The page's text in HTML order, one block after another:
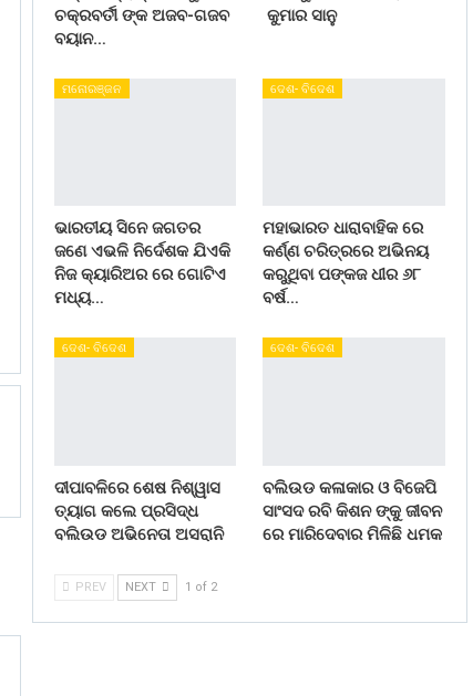
ଚକ୍ରବର୍ତୀ ଙ୍କ ଅଜବ-ଗଜବ
ବୟାନ…
କୁମାର ସାନୁ
ମନୋରଞ୍ଜନ
ଭାରତୀୟ ସିନେ ଜଗତର
ଜଣେ ଏଭଳି ନିର୍ଦେଶକ ଯିଏକି
ନିଜ କ୍ୟାରିଅର ରେ ଗୋଟିଏ
ମଧ୍ୟ…
ଦେଶ- ବିଦେଶ
ମହାଭାରତ ଧାରାବାହିକ ରେ
କର୍ଣ୍ଣ ଚରିତ୍ରରେ ଅଭିନୟ
କରୁଥିବା ପଙ୍କଜ ଧୀର ୬୮
ବର୍ଷ…
ଦେଶ- ବିଦେଶ
ଦୀପାବଳିରେ ଶେଷ ନିଶ୍ୱାସ
ତ୍ୟାଗ କଲେ ପ୍ରସିଦ୍ଧ
ବଲିଉଡ ଅଭିନେତା ଅସରାନି
ଦେଶ- ବିଦେଶ
ବଲିଉଡ କଳାକାର ଓ ବିଜେପି
ସାଂସଦ ରବି କିଶନ ଙ୍କୁ ଜୀବନ
ରେ ମାରିଦେବାର ମିଳିଛି ଧମକ
PREV NEXT 1 of 2